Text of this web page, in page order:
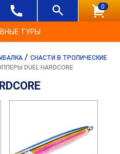
0
ТУРЫ
/ СНАСТИ В ТРОПИЧЕСКИЕ
DUEL HARDCORE